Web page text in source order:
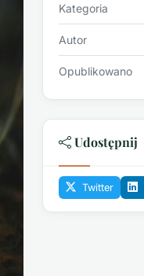
Kategoria
Autor
Opublikowano
Udostępnij
Twitter